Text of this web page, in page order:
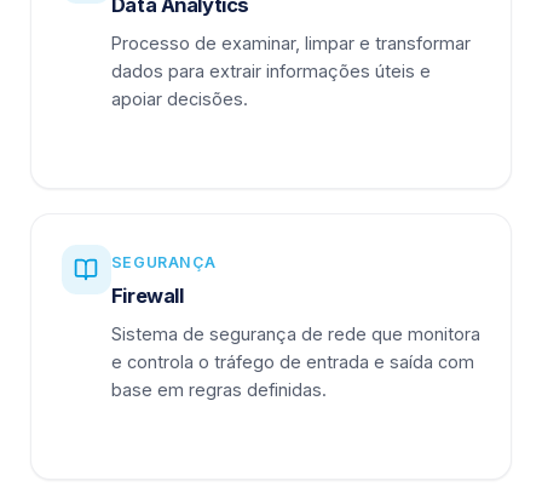
Data Analytics
Processo de examinar, limpar e transformar
dados para extrair informações úteis e
apoiar decisões.
SEGURANÇA
Firewall
Sistema de segurança de rede que monitora
e controla o tráfego de entrada e saída com
base em regras definidas.